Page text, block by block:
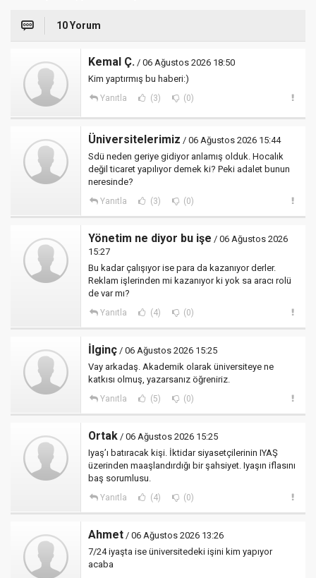
10 Yorum
Kemal Ç. / 06 Ağustos 2026 18:50
Kim yaptırmış bu haberi:)
Yanıtla (3) (0)
Üniversitelerimiz / 06 Ağustos 2026 15:44
Sdü neden geriye gidiyor anlamış olduk. Hocalık
değil ticaret yapılıyor demek ki? Peki adalet bunun
neresinde?
Yanıtla (3) (0)
Yönetim ne diyor bu işe / 06 Ağustos 2026
15:27
Bu kadar çalışıyor ise para da kazanıyor derler.
Reklam işlerinden mi kazanıyor ki yok sa aracı rolü
de var mı?
Yanıtla (4) (0)
İlginç / 06 Ağustos 2026 15:25
Vay arkadaş. Akademik olarak üniversiteye ne
katkısı olmuş, yazarsanız öğreniriz.
Yanıtla (5) (0)
Ortak / 06 Ağustos 2026 15:25
Iyaş’ı batıracak kişi. İktidar siyasetçilerinin IYAŞ
üzerinden maaşlandırdığı bir şahsiyet. Iyaşın iflasını
baş sorumlusu.
Yanıtla (4) (0)
Ahmet / 06 Ağustos 2026 13:26
7/24 iyaşta ise üniversitedeki işini kim yapıyor
acaba